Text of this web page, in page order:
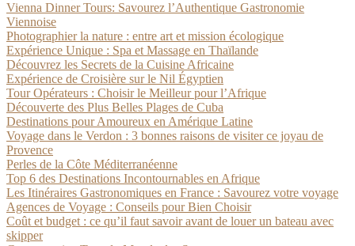
Vienna Dinner Tours: Savourez l’Authentique Gastronomie
Viennoise
Photographier la nature : entre art et mission écologique
Expérience Unique : Spa et Massage en Thaïlande
Découvrez les Secrets de la Cuisine Africaine
Expérience de Croisière sur le Nil Égyptien
Tour Opérateurs : Choisir le Meilleur pour l’Afrique
Découverte des Plus Belles Plages de Cuba
Destinations pour Amoureux en Amérique Latine
Voyage dans le Verdon : 3 bonnes raisons de visiter ce joyau de
Provence
Perles de la Côte Méditerranéenne
Top 6 des Destinations Incontournables en Afrique
Les Itinéraires Gastronomiques en France : Savourez votre voyage
Agences de Voyage : Conseils pour Bien Choisir
Coût et budget : ce qu’il faut savoir avant de louer un bateau avec
skipper